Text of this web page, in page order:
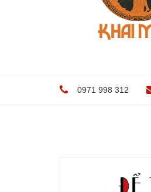
0971 998 312